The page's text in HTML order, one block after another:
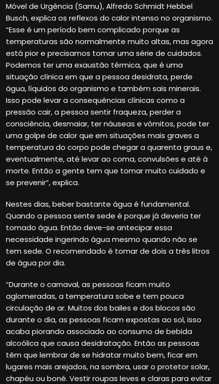
Móvel de Urgência (Samu), Alfredo Schmidt Hebbel
Busch, explica os reflexos do calor intenso no organismo.
“Esse é um período bem complicado porque as
temperaturas são normalmente muito altas, mas agora
está pior e precisamos tomar uma série de cuidados.
Podemos ter uma exaustão térmica, que é uma
situação clínica em que a pessoa desidrata, perde
água, líquidos do organismo e também sais minerais.
Isso pode levar a consequências clínicas como a
pressão cair, a pessoa sentir fraqueza, perder a
consciência, desmaiar, ter náuseas e vômitos, pode ter
uma golpe de calor que em situações mais graves a
temperatura do corpo pode chegar a quarenta graus e,
eventualmente, até levar ao coma, convulsões e até à
morte. Então a gente tem que tomar muito cuidado e
se prevenir”, explica.
Nestes dias, beber bastante água é fundamental.
Quando a pessoa sente sede é porque já deveria ter
tomado água. Então deve-se antecipar essa
necessidade ingerindo água mesmo quando não se
tem sede. O recomendado é tomar de dois a três litros
de água por dia.
“Durante o carnaval, as pessoas ficam muito
aglomeradas, a temperatura sobe e tem pouca
circulação de ar. Muitos dos bailes e dos blocos são
durante o dia, as pessoas ficam expostas ao sol, isso
acaba piorando associado ao consumo de bebida
alcoólica que causa desidratação. Então as pessoas
têm que lembrar de se hidratar muito bem, ficar em
lugares mais arejados, na sombra, usar o protetor solar,
chapéu ou boné. Vestir roupas leves e claras para evitar